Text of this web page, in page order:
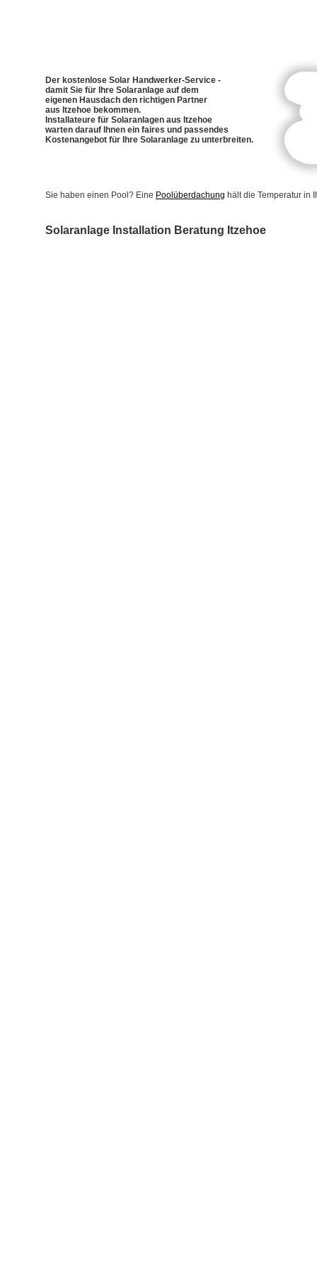
Der kostenlose Solar Handwerker-Service -
damit Sie für Ihre Solaranlage auf dem
eigenen Hausdach den richtigen Partner
aus Itzehoe bekommen.
Installateure für Solaranlagen aus Itzehoe
warten darauf Ihnen ein faires und passendes
Kostenangebot für Ihre Solaranlage zu unterbreiten.
Sie haben einen Pool? Eine Poolüberdachung hält die Temperatur in
Solaranlage Installation Beratung Itzehoe